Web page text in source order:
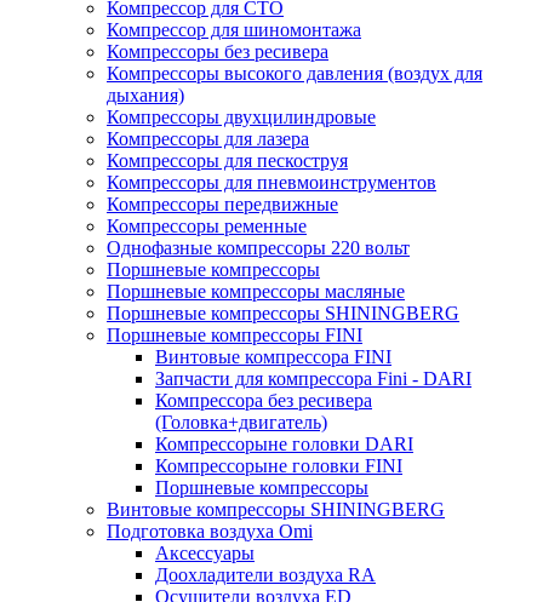
Компрессор для СТО
Компрессор для шиномонтажа
Компрессоры без ресивера
Компрессоры высокого давления (воздух для
дыхания)
Компрессоры двухцилиндровые
Компрессоры для лазера
Компрессоры для пескоструя
Компрессоры для пневмоинструментов
Компрессоры передвижные
Компрессоры ременные
Однофазные компрессоры 220 вольт
Поршневые компрессоры
Поршневые компрессоры масляные
Поршневые компрессоры SHININGBERG
Поршневые компрессоры FINI
Винтовые компрессора FINI
Запчасти для компрессора Fini - DARI
Компрессора без ресивера
(Головка+двигатель)
Компрессорыне головки DARI
Компрессорыне головки FINI
Поршневые компрессоры
Винтовые компрессоры SHININGBERG
Подготовка воздуха Omi
Аксессуары
Доохладители воздуха RA
Осушители воздуха ED